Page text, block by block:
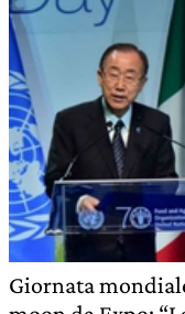
Giornata